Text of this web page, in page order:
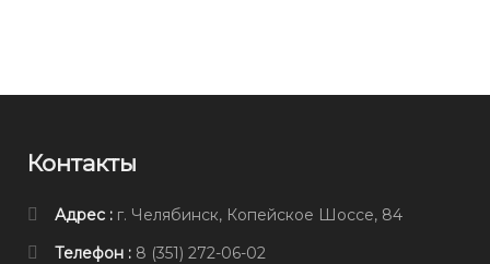
Контакты
Адрес : г. Челябинск, Копейское Шоссе, 84
Телефон : 8 (351) 272-06-02